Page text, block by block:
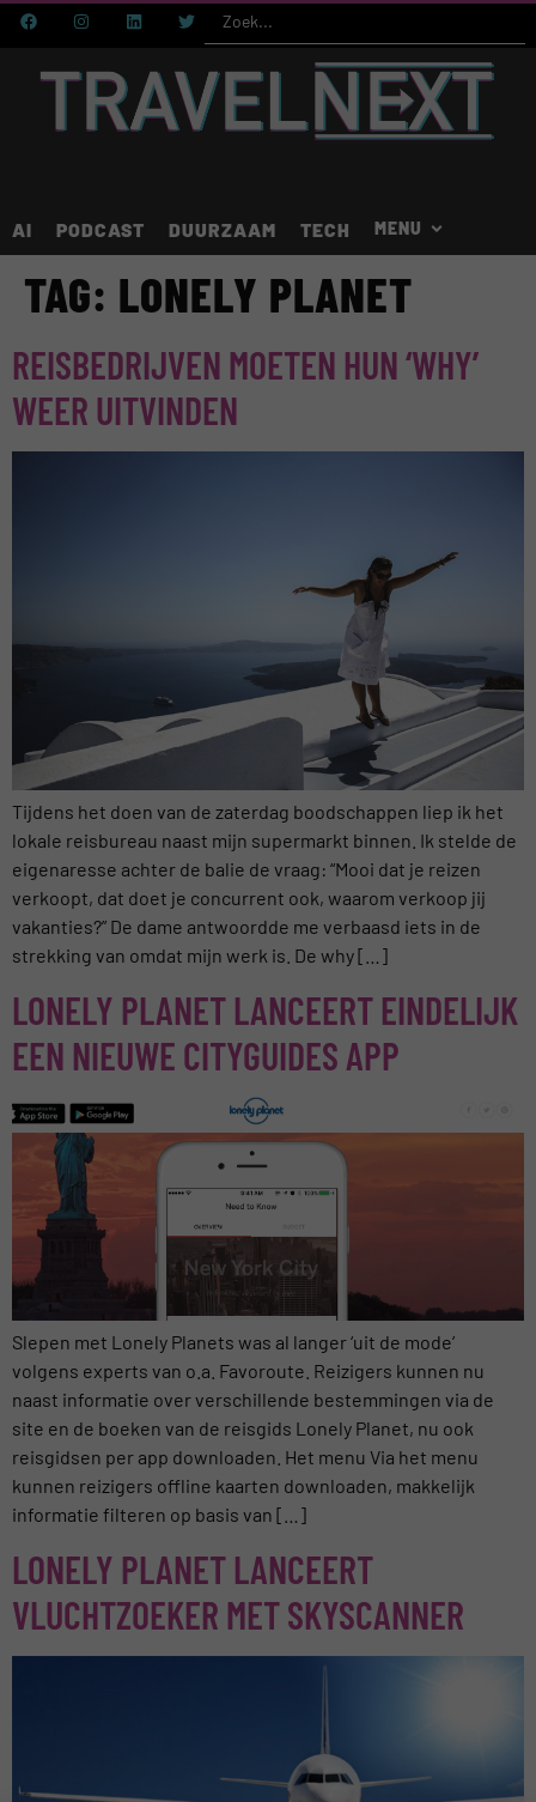
AI PODCAST DUURZAAM TECH
TAG: LONELY PLANET
REISBEDRIJVEN MOETEN HUN ‘WHY’
WEER UITVINDEN
Tijdens het doen van de zaterdag boodschappen liep ik het
lokale reisbureau naast mijn supermarkt binnen. Ik stelde de
eigenaresse achter de balie de vraag: “Mooi dat je reizen
verkoopt, dat doet je concurrent ook, waarom verkoop jij
vakanties?” De dame antwoordde me verbaasd iets in de
strekking van omdat mijn werk is. De why […]
LONELY PLANET LANCEERT EINDELIJK
EEN NIEUWE CITYGUIDES APP
Slepen met Lonely Planets was al langer ‘uit de mode’
volgens experts van o.a. Favoroute. Reizigers kunnen nu
naast informatie over verschillende bestemmingen via de
site en de boeken van de reisgids Lonely Planet, nu ook
reisgidsen per app downloaden. Het menu Via het menu
kunnen reizigers offline kaarten downloaden, makkelijk
informatie filteren op basis van […]
LONELY PLANET LANCEERT
VLUCHTZOEKER MET SKYSCANNER